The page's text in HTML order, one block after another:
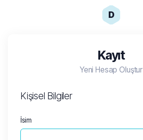
D
Kayıt
Yeni Hesap Oluştur
Kişisel Bilgiler
İsim